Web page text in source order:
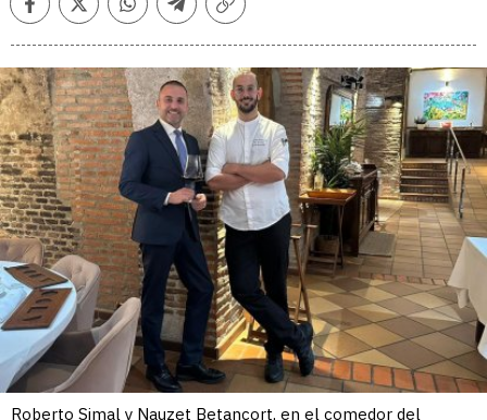
FacebookTwitterWhatsappTelegramCopiar
Roberto Simal y Nauzet Betancort, en el comedor del